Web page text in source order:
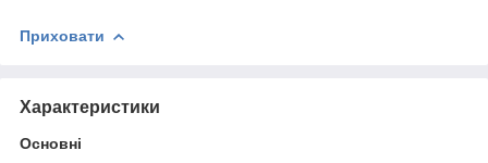
Приховати
Характеристики
Основні